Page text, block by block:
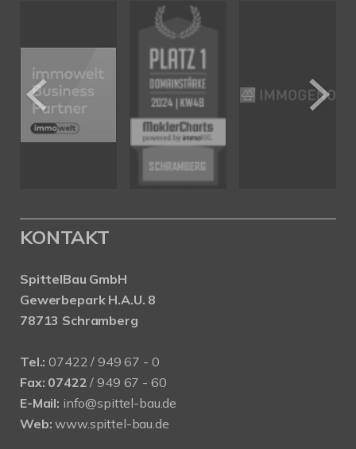
KONTAKT
SpittelBau GmbH
Gewerbepark H.A.U. 8
78713 Schramberg
Tel.: 07422 / 949 67 - 0
Fax: 07422 / 949 67 - 60
E-Mail: info@spittel-bau.de
Web: www.spittel-bau.de